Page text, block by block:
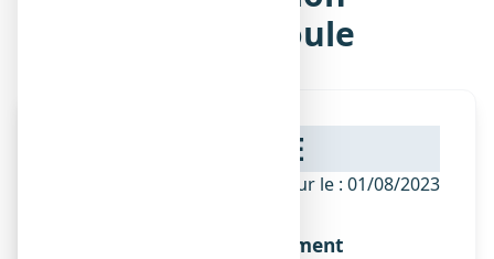
buvable en ampoule
NOTICE
ANSM - Mis à jour le : 01/08/2023
Dénomination du médicament